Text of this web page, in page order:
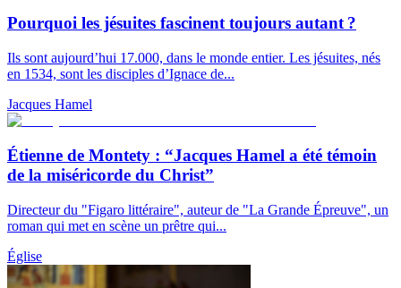
Pourquoi les jésuites fascinent toujours autant ?
Ils sont aujourd’hui 17.000, dans le monde entier. Les jésuites, nés
en 1534, sont les disciples d’Ignace de...
Jacques Hamel
Étienne de Montety : “Jacques Hamel a été témoin
de la miséricorde du Christ”
Directeur du "Figaro littéraire", auteur de "La Grande Épreuve", un
roman qui met en scène un prêtre qui...
Église